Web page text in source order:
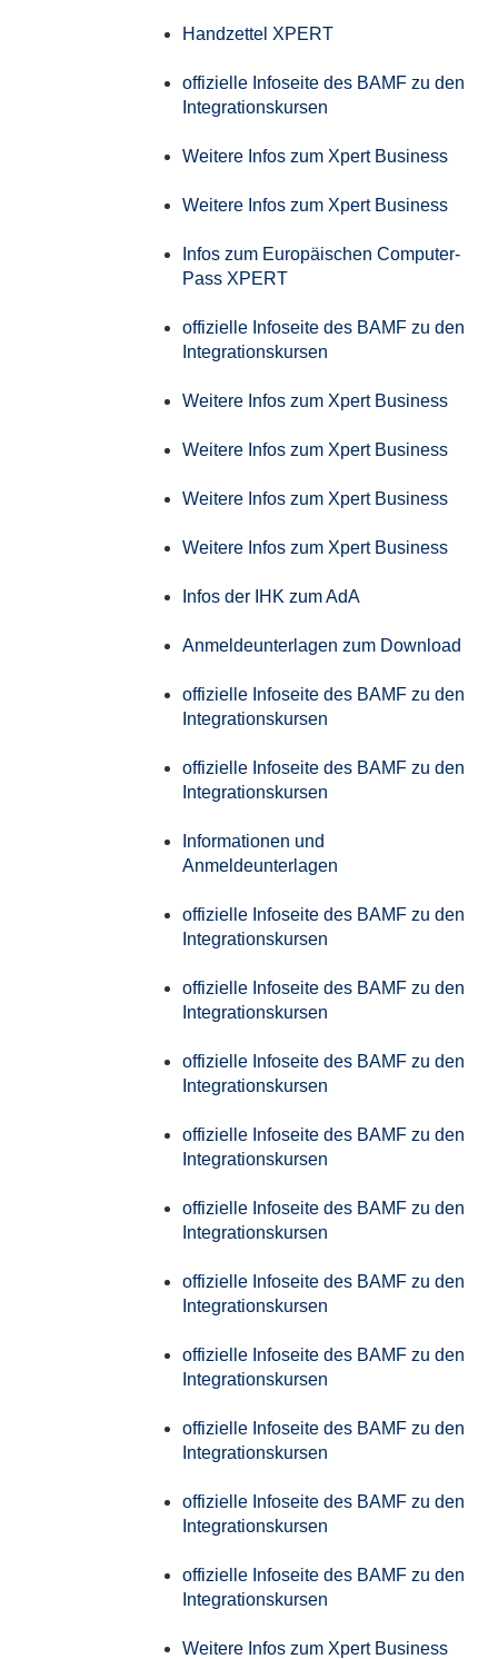
Handzettel XPERT
offizielle Infoseite des BAMF zu den
Integrationskursen
Weitere Infos zum Xpert Business
Weitere Infos zum Xpert Business
Infos zum Europäischen Computer-
Pass XPERT
offizielle Infoseite des BAMF zu den
Integrationskursen
Weitere Infos zum Xpert Business
Weitere Infos zum Xpert Business
Weitere Infos zum Xpert Business
Weitere Infos zum Xpert Business
Infos der IHK zum AdA
Anmeldeunterlagen zum Download
offizielle Infoseite des BAMF zu den
Integrationskursen
offizielle Infoseite des BAMF zu den
Integrationskursen
Informationen und
Anmeldeunterlagen
offizielle Infoseite des BAMF zu den
Integrationskursen
offizielle Infoseite des BAMF zu den
Integrationskursen
offizielle Infoseite des BAMF zu den
Integrationskursen
offizielle Infoseite des BAMF zu den
Integrationskursen
offizielle Infoseite des BAMF zu den
Integrationskursen
offizielle Infoseite des BAMF zu den
Integrationskursen
offizielle Infoseite des BAMF zu den
Integrationskursen
offizielle Infoseite des BAMF zu den
Integrationskursen
offizielle Infoseite des BAMF zu den
Integrationskursen
offizielle Infoseite des BAMF zu den
Integrationskursen
Weitere Infos zum Xpert Business